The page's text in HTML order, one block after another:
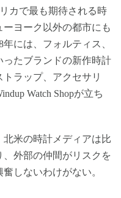
カで最も期待される時
ヨーク以外の都市にも
には、フォルティス、
たブランドの新作時計
ラップ、アクセサリ
Watch Shopが立ち
米の時計メディアは比
外部の仲間がリスクを
しないわけがない。